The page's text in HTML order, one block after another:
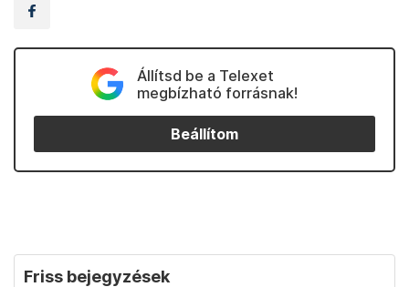
Állítsd be a Telexet
megbízható forrásnak!
Beállítom
Friss bejegyzések